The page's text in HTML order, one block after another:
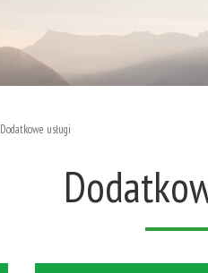
Dodatkowe usługi